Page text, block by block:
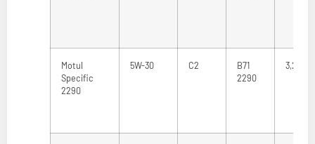
Motul
Specific
2290
5W-30 C2
B71
2290
3,25 à